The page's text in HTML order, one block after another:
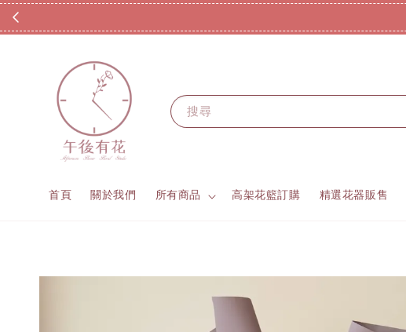
搜尋
首頁 關於我們 所有商品 高架花籃訂購 精選花器販售